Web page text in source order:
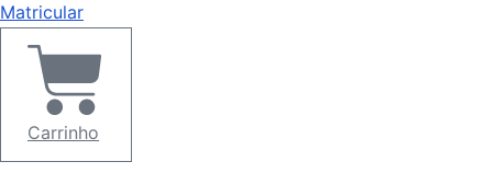
Matricular
Carrinho